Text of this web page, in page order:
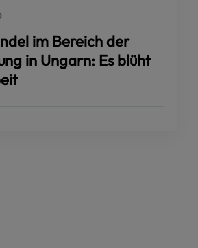
im Bereich der
in Ungarn: Es blüht